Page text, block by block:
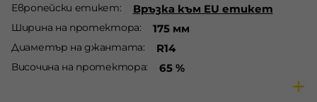
Европейски етикет Връзка към EU етикет
Ширина на протектора 175 мм
Диаметър на джантата R14
Височина на протектора 65 %